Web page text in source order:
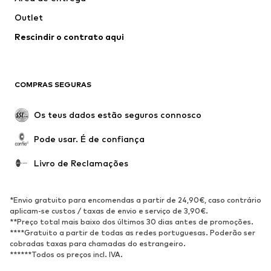
Roupa interior
Sobretudos
Roupa de banho
Upcycling
SAPATOS
Novidades
altos
Sandálias
Sapatos baixos
Sapatilhas de desporto
Sabrinas
Sapatos abertos
Outlet
Rescindir o contrato aqui
COMPRAS SEGURAS
Os teus dados estão seguros connosco
Pode usar. É de confiança
Livro de Reclamações
*Envio gratuito para encomendas a partir de 24,90€, caso contrário
aplicam-se custos / taxas de envio e serviço de 3,90€.
**Preço total mais baixo dos últimos 30 dias antes de promoções.
****Gratuito a partir de todas as redes portuguesas. Poderão ser
cobradas taxas para chamadas do estrangeiro.
******Todos os preços incl. IVA.